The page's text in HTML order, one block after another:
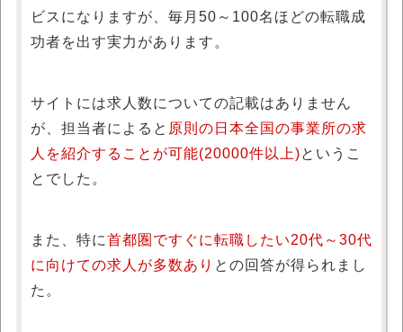
ビスになりますが、毎月50～100名ほどの転職成
功者を出す実力があります。
サイトには求人数についての記載はありません
が、担当者によると 原則の日本全国の事業所の求
人を紹介することが可能(20000件以上)というこ
とでした。
また、特に首都圏ですぐに転職したい20代～30代
に向けての求人が多数あり との回答が得られまし
た。